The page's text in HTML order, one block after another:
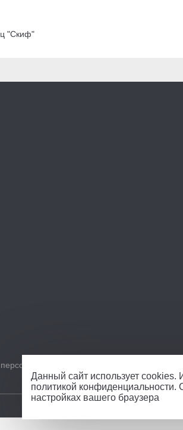
"Скиф"
данных
Данный сайт использует cookies.
политикой конфиденциальности.
настройках вашего браузера